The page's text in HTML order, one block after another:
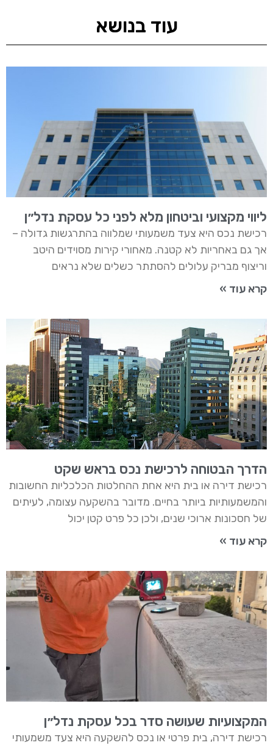
עוד בנושא
ליווי מקצועי וביטחון מלא לפני כל עסקת נדל״ן
רכישת נכס היא צעד משמעותי שמלווה בהתרגשות גדולה –
אך גם באחריות לא קטנה. מאחורי קירות מסוידים היטב
וריצוף מבריק עלולים להסתתר כשלים שלא נראים
קרא עוד »
הדרך הבטוחה לרכישת נכס בראש שקט
רכישת דירה או בית היא אחת ההחלטות הכלכליות החשובות
והמשמעותיות ביותר בחיים. מדובר בהשקעה עצומה, לעיתים
של חסכונות ארוכי שנים, ולכן כל פרט קטן יכול
קרא עוד »
המקצועיות שעושה סדר בכל עסקת נדל״ן
רכישת דירה, בית פרטי או נכס להשקעה היא צעד משמעותי